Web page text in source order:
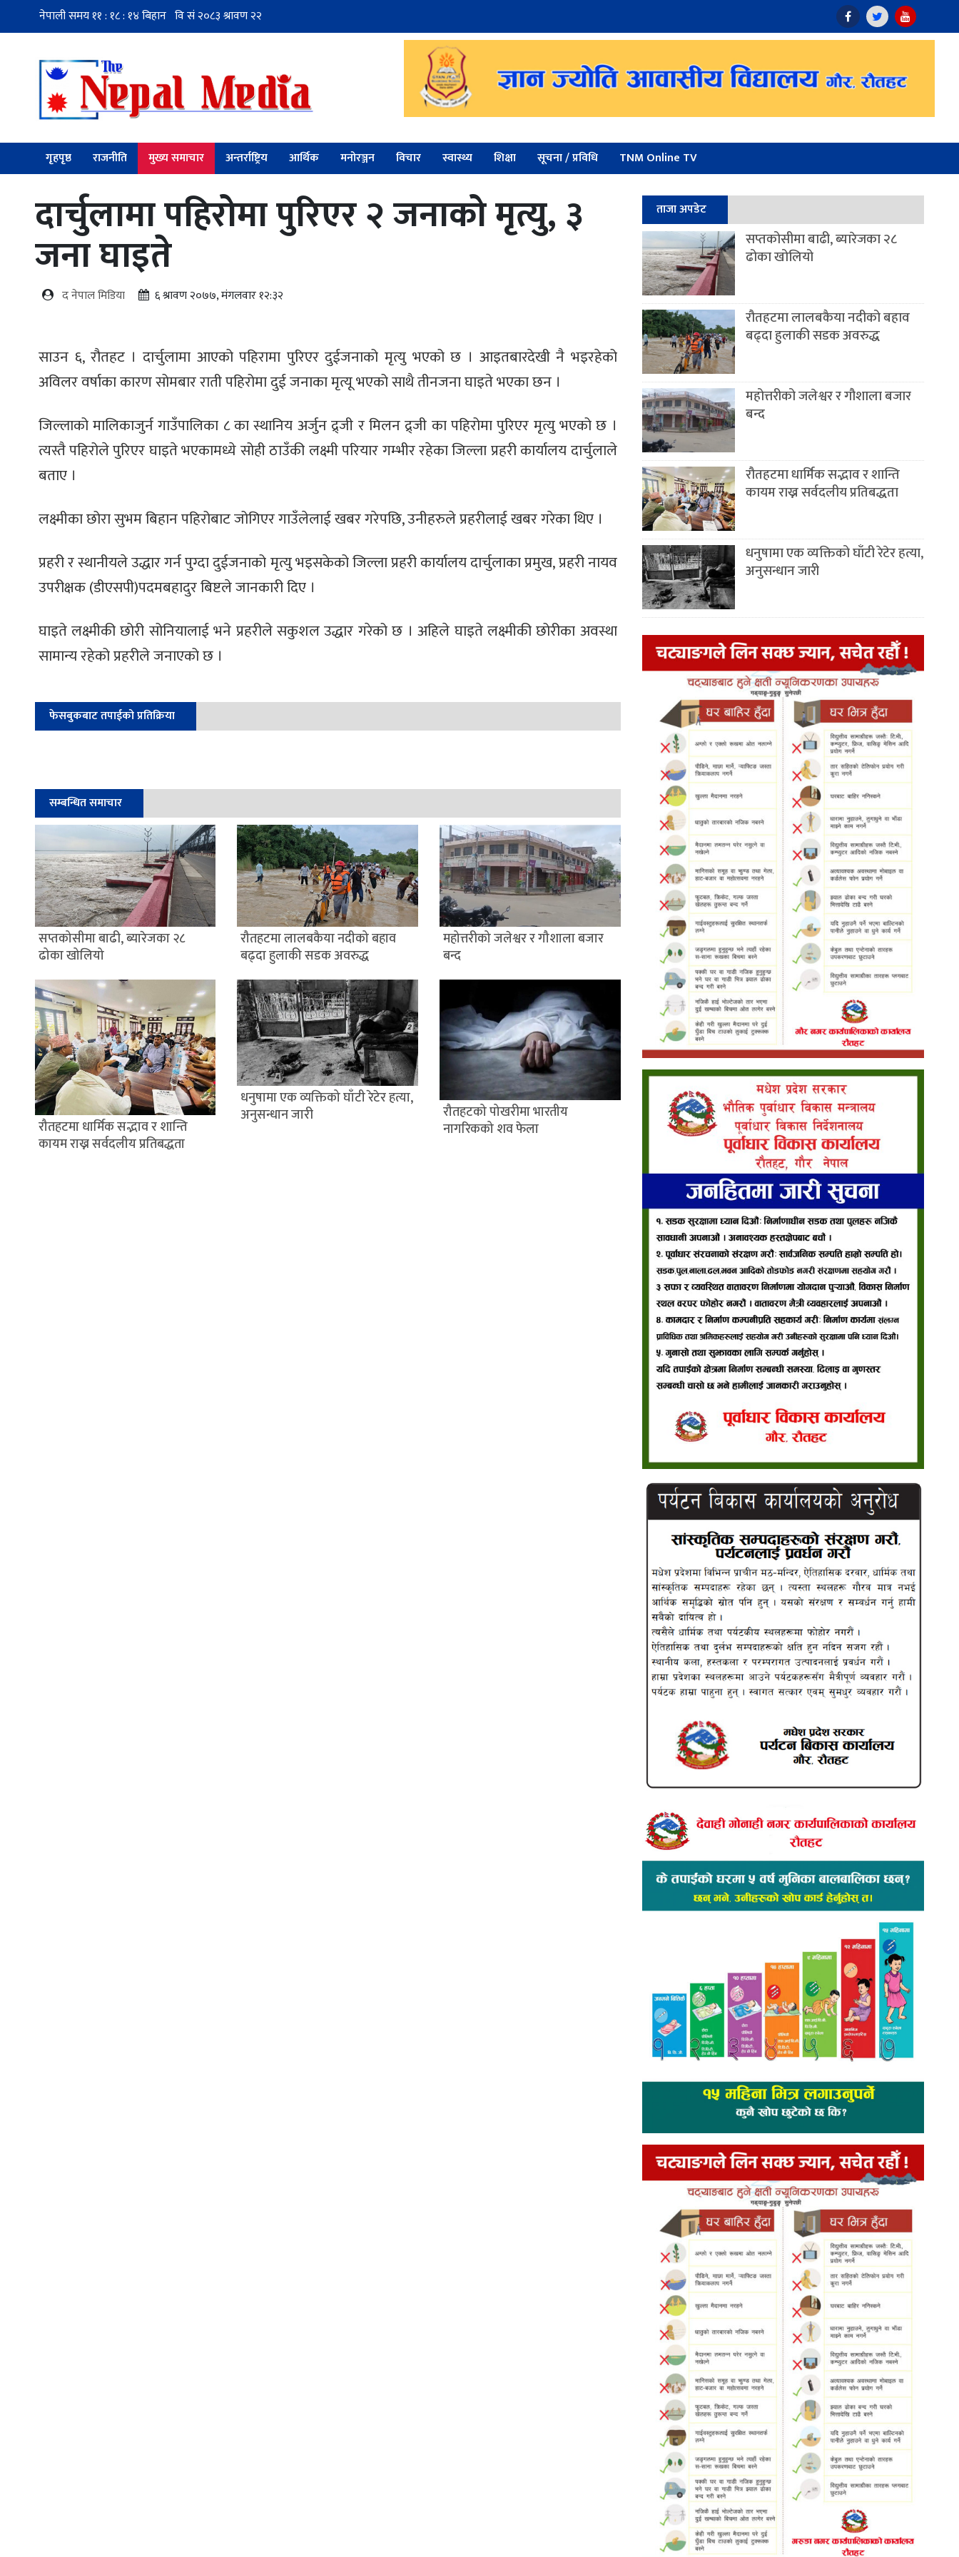
गृहपृष्ठ राजनीति मुख्य समाचार अन्तर्राष्ट्रिय आर्थिक मनोरञ्जन विचार स्वास्थ्य शिक्षा सूचना / प्रविधि TNM Online TV
दार्चुलामा पहिरोमा पुरिएर २ जनाको मृत्यु, ३
जना घाइते
द नेपाल मिडिया ६ श्रावण २०७७, मंगलवार १२:३२
साउन ६, रौतहट । दार्चुलामा आएको पहिरामा पुरिएर दुईजनाको मृत्यु भएको छ । आइतबारदेखी नै भइरहेको
अविलर वर्षाका कारण सोमबार राती पहिरोमा दुई जनाका मृत्यू भएको साथै तीनजना घाइते भएका छन ।
जिल्लाको मालिकाजुर्न गाउँपालिका ८ का स्थानिय अर्जुन द्र्जी र मिलन द्र्जी का पहिरोमा पुरिएर मृत्यु भएको छ ।
त्यस्तै पहिरोले पुरिएर घाइते भएकामध्ये सोही ठाउँकी लक्ष्मी परियार गम्भीर रहेका जिल्ला प्रहरी कार्यालय दार्चुलाले
बताए ।
लक्ष्मीका छोरा सुभम बिहान पहिरोबाट जोगिएर गाउँलेलाई खबर गरेपछि, उनीहरुले प्रहरीलाई खबर गरेका थिए ।
प्रहरी र स्थानीयले उद्धार गर्न पुग्दा दुईजनाको मृत्यु भइसकेको जिल्ला प्रहरी कार्यालय दार्चुलाका प्रमुख, प्रहरी नायव
उपरीक्षक (डीएसपी)पदमबहादुर बिष्टले जानकारी दिए ।
घाइते लक्ष्मीकी छोरी सोनियालाई भने प्रहरीले सकुशल उद्धार गरेको छ । अहिले घाइते लक्ष्मीकी छोरीका अवस्था
सामान्य रहेको प्रहरीले जनाएको छ ।
फेसबुकबाट तपाईको प्रतिक्रिया
सम्बन्धित समाचार
सप्तकोसीमा बाढी, ब्यारेजका २८
ढोका खोलियो
रौतहटमा लालबकैया नदीको बहाव
बढ्दा हुलाकी सडक अवरुद्ध
महोत्तरीको जलेश्वर र गौशाला बजार
बन्द
रौतहटमा धार्मिक सद्भाव र शान्ति
कायम राख्न सर्वदलीय प्रतिबद्धता
धनुषामा एक व्यक्तिको घाँटी रेटेर हत्या,
अनुसन्धान जारी
रौतहटको पोखरीमा भारतीय
नागरिकको शव फेला
ताजा अपडेट
सप्तकोसीमा बाढी, ब्यारेजका २८
ढोका खोलियो
रौतहटमा लालबकैया नदीको बहाव
बढ्दा हुलाकी सडक अवरुद्ध
महोत्तरीको जलेश्वर र गौशाला बजार
बन्द
रौतहटमा धार्मिक सद्भाव र शान्ति
कायम राख्न सर्वदलीय प्रतिबद्धता
धनुषामा एक व्यक्तिको घाँटी रेटेर हत्या,
अनुसन्धान जारी